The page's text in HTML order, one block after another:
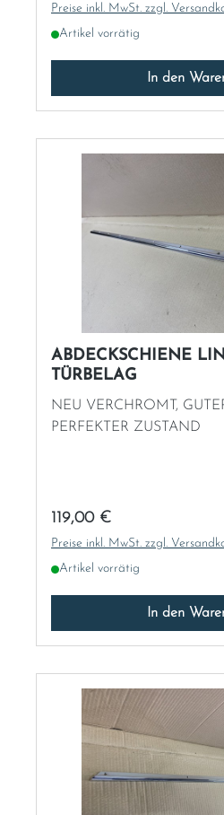
Preise inkl. MwSt. zzgl.
Artikel vorrätig
In den
ABDECKSCHIENE
TÜRBELAG
NEU VERCHROMT,
PERFEKTER ZUSTAND
Regulärer Preis:
119,00 €
Preise inkl. MwSt. zzgl.
Artikel vorrätig
In den
Italia
Macedonia
Netherlands
Norway
Poland
Portugal
Slovakia
Slovenia